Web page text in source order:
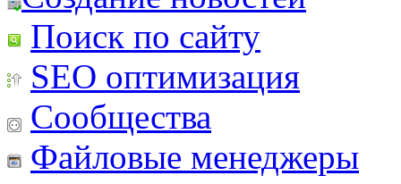
Поиск по сайту
SEO оптимизация
Сообщества
Файловые менеджеры